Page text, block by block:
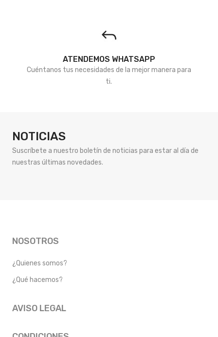
ATENDEMOS WHATSAPP
Cuéntanos tus necesidades de la mejor manera para
ti.
NOTICIAS
Suscríbete a nuestro boletín de noticias para estar al día de
nuestras últimas novedades.
NOSOTROS
¿Quienes somos?
¿Qué hacemos?
AVISO LEGAL